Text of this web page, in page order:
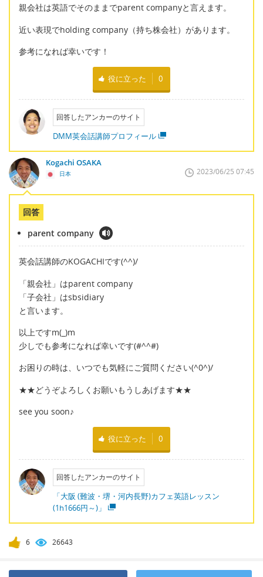
親会社は英語でそのままでparent companyと言えます。
近い表現でholding company（持ち株会社）があります。
参考になれば幸いです！
役に立った 0
回答したアンカーのサイト
DMM英会話講師プロフィール
Kogachi OSAKA
日本 2023/06/25 07:45
回答
parent company
英会話講師のKOGACHIです(^^)/
「親会社」はparent company
「子会社」はsbsidiary
と言います。
以上ですm(_)m
少しでも参考になれば幸いです(#^^#)
お困りの時は、いつでも気軽にご質問ください(^0^)/
★★どうぞよろしくお願いもうしあげます★★
see you soon♪
役に立った 0
回答したアンカーのサイト
「大阪 (難波・堺・河内長野)カフェ英語レッスン
(1h1666円～)」
6 26643